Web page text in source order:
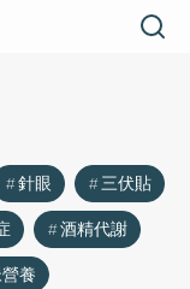
針眼
三伏貼
酒精代謝
養